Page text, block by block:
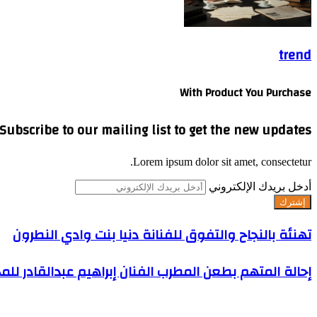
trend
With Product You Purchase
Subscribe to our mailing list to get the new updates!
Lorem ipsum dolor sit amet, consectetur.
أدخل بريدك الإلكتروني
تهنئة بالنجاح والتفوق للفنانة دنيا بنت وادي النطرون
إحالة المتهم بطعن المطرب الفنان إبراهيم عبدالقادر